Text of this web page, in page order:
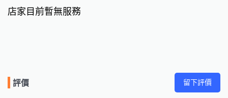
店家目前暫無服務
評價 留下評價